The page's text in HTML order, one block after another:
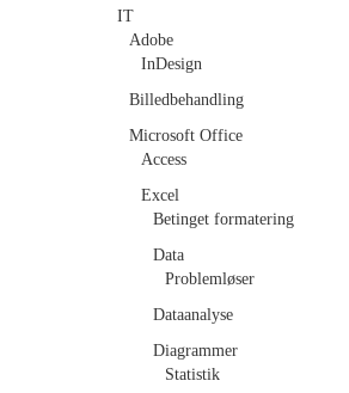
IT
Adobe
InDesign
Billedbehandling
Microsoft Office
Access
Excel
Betinget formatering
Data
Problemløser
Dataanalyse
Diagrammer
Statistik